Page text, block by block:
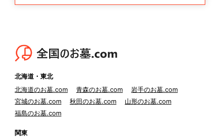
北海道・東北
北海道のお墓.com
青森のお墓.com
岩手のお墓.com
宮城のお墓.com
秋田のお墓.com
山形のお墓.com
福島のお墓.com
関東